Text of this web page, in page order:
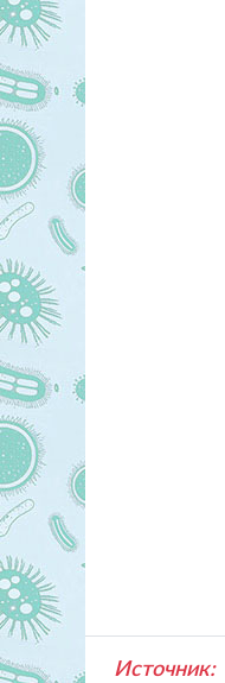
Источник: